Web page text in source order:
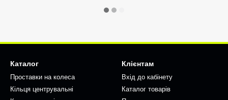
Каталог
Проставки на колеса
Кільця центрувальні
Клієнтам
Вхід до кабінету
Каталог товарів